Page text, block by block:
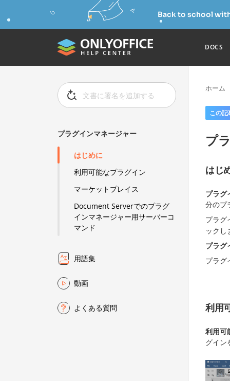
Back to school with
DOCS
プラグインマネージャー
はじめに
利用可能なプラグイン
マーケットプレイス
Document Serverでのプラグ
インマネージャー用サーバーコ
マンド
用語集
動画
よくある質問
ホーム
この
プ
はじ
プラグ
分のプ
プラグ
ックし
プラグ
プラグ
利用
利用可
グイン